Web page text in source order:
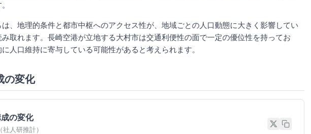
は、地理的条件と都市中枢へのアクセス性が、地域ごとの人口動態に大きく影響してい
み取れます。長崎空港が立地する大村市は交通利便性の面で一定の優位性を持ってお
に人口維持に寄与している可能性があると考えられます。
の変化
の変化
人研推計）